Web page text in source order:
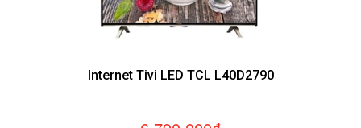
Internet Tivi LED TCL L40D2790